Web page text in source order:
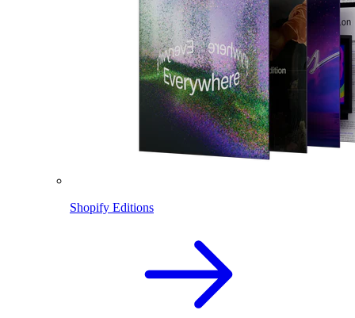
Shopify Editions